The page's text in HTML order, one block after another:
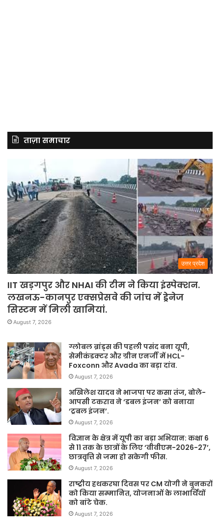
ताज़ा समाचार
उत्तर प्रदेश
IIT खड़गपुर और NHAI की टीम ने किया इंस्पेक्शन.
लखनऊ-कानपुर एक्सप्रेसवे की जांच में ड्रेनेज
सिस्टम में मिली खामियां.
August 7, 2026
ग्लोबल ब्रांड्स की पहली पसंद बना यूपी,
सेमीकंडक्टर और ग्रीन एनर्जी में HCL-
Foxconn और Avada का बड़ा दांव.
August 7, 2026
अखिलेश यादव ने भाजपा पर कसा तंज, बोले-
आपसी टकराव ने ‘डबल इंजन’ को बनाया
‘ट्रबल इंजन’.
August 7, 2026
विज्ञान के क्षेत्र में यूपी का बड़ा अभियान: कक्षा 6
से 11 तक के छात्रों के लिए ‘वीवीएम-2026-27’,
छात्रवृत्ति से जमा हो सकेगी फीस.
August 7, 2026
राष्ट्रीय हथकरघा दिवस पर CM योगी ने बुनकरों
को किया सम्मानित, योजनाओं के लाभार्थियों
को बांटे चेक.
August 7, 2026